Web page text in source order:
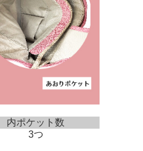
内ポケット数
3つ